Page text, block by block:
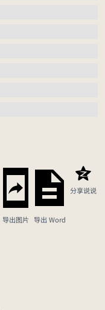
导出图片 导出 Word
分享说说